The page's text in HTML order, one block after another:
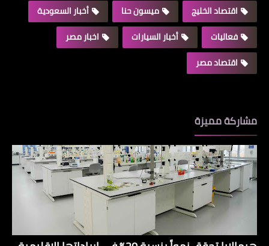
اقتصاد الخليج
ميسون حنا
أخبار السعودية
فعاليات
أخبار السيارات
اخبار مصر
اقتصاد مصر
مشاركة مميزة